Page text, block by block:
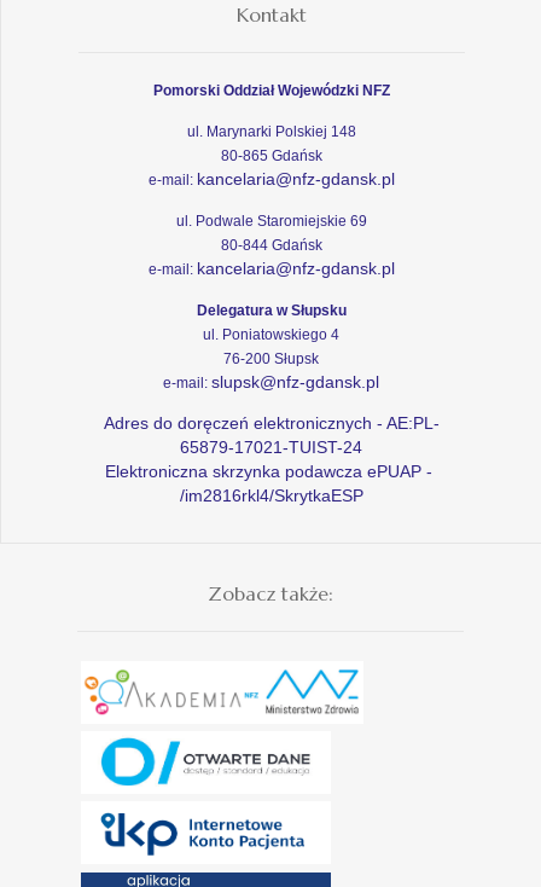
Kontakt
Pomorski Oddział Wojewódzki NFZ
ul. Marynarki Polskiej 148
80-865 Gdańsk
e-mail: kancelaria@nfz-gdansk.pl
ul. Podwale Staromiejskie 69
80-844 Gdańsk
e-mail: kancelaria@nfz-gdansk.pl
Delegatura w Słupsku
ul. Poniatowskiego 4
76-200 Słupsk
e-mail: slupsk@nfz-gdansk.pl
Adres do doręczeń elektronicznych - AE:PL-
65879-17021-TUIST-24
Elektroniczna skrzynka podawcza ePUAP -
/im2816rkl4/SkrytkaESP
Zobacz także: